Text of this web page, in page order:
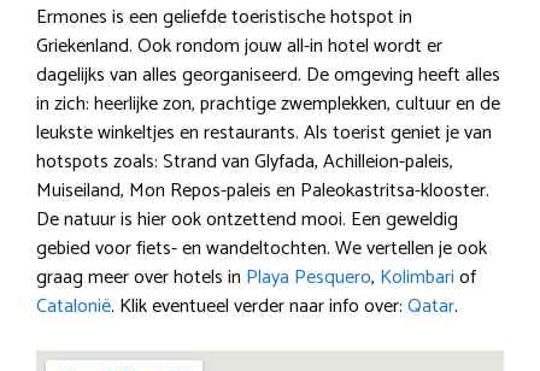
Ermones is een geliefde toeristische hotspot in
Griekenland. Ook rondom jouw all-in hotel wordt er
dagelijks van alles georganiseerd. De omgeving heeft alles
in zich: heerlijke zon, prachtige zwemplekken, cultuur en de
leukste winkeltjes en restaurants. Als toerist geniet je van
hotspots zoals: Strand van Glyfada, Achilleion-paleis,
Muiseiland, Mon Repos-paleis en Paleokastritsa-klooster.
De natuur is hier ook ontzettend mooi. Een geweldig
gebied voor fiets- en wandeltochten. We vertellen je ook
graag meer over hotels in Playa Pesquero, Kolimbariof
Catalonië. Klik eventueel verder naar info over:Qatar.